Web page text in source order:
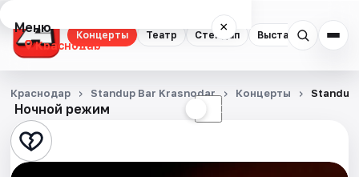
Концерты Театр Стендап Выставки
Меню ×
Краснодар
Концерты
Театр
Стендап
Ночной режим ☾
Краснодар Standup Bar Krasnodar Концерты Standup